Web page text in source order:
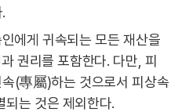
에게 귀속되는 모든 재산을
권리를 포함한다. 다만, 피
(專屬)하는 것으로서 피상속
되는 것은 제외한다.